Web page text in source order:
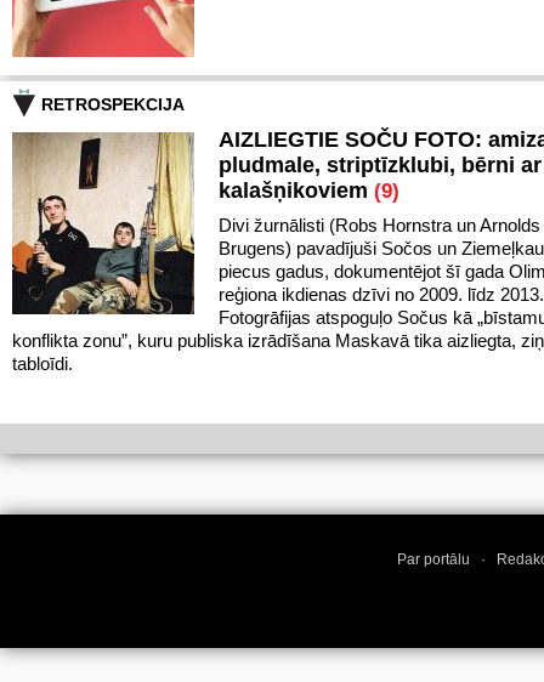
RETROSPEKCIJA
AIZLIEGTIE SOČU FOTO:
pludmale, striptīzklubi, bērni ar
kalašņikoviem (9)
Divi žurnālisti (Robs Hornstra un Arnolds
Brugens) pavadījuši Sočos un
piecus gadus, dokumentējot šī gada
reģiona ikdienas dzīvi no 2009. līdz
Fotogrāfijas atspoguļo Sočus kā
konflikta zonu”, kuru publiska izrādīšana Maskavā tika aizliegta,
tabloīdi.
Par portālu ·